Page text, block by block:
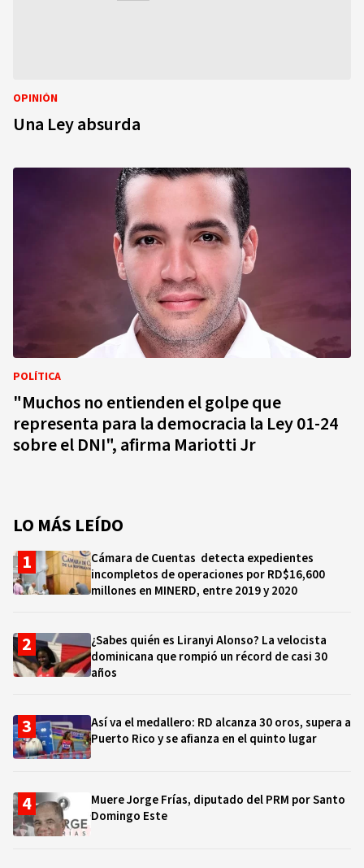
OPINIÓN
Una Ley absurda
POLÍTICA
"Muchos no entienden el golpe que
representa para la democracia la Ley 01-24
sobre el DNI", afirma Mariotti Jr
LO MÁS LEÍDO
Cámara de Cuentas detecta expedientes
incompletos de operaciones por RD$16,600
millones en MINERD, entre 2019 y 2020
¿Sabes quién es Liranyi Alonso? La velocista
dominicana que rompió un récord de casi 30
años
Así va el medallero: RD alcanza 30 oros, supera a
Puerto Rico y se afianza en el quinto lugar
Muere Jorge Frías, diputado del PRM por Santo
Domingo Este